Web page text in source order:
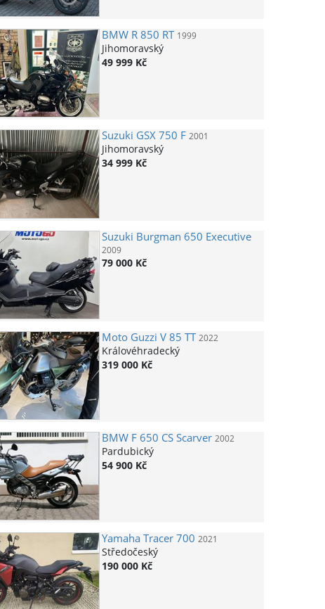
BMW R 850 RT 1999
Jihomoravský
49 999 Kč
Suzuki GSX 750 F 2001
Jihomoravský
34 999 Kč
Suzuki Burgman 650 Executive
2009
79 000 Kč
Moto Guzzi V 85 TT 2022
Královéhradecký
319 000 Kč
BMW F 650 CS Scarver 2002
Pardubický
54 900 Kč
YamahaTracer 700 2021
Středočeský
190 000 Kč